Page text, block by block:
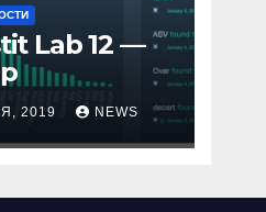
Lab 12 —
2019 NEWS